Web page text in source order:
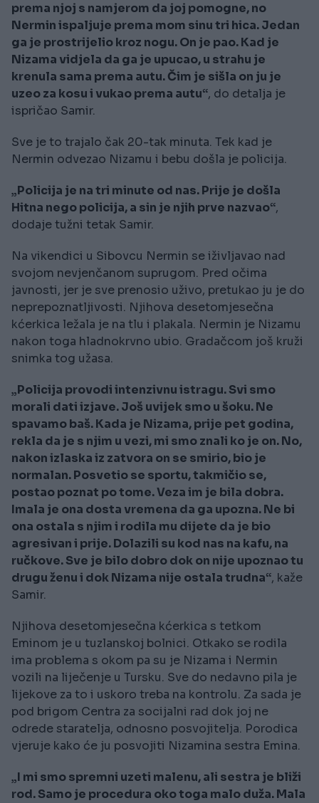
prema njoj s namjerom da joj pomogne, no
Nermin ispaljuje prema mom sinu tri hica. Jedan
ga je prostrijelio kroz nogu. On je pao. Kad je
Nizama vidjela da ga je upucao, u strahu je
krenula sama prema autu. Čim je sišla on ju je
uzeo za kosu i vukao prema autu“, do detalja je
ispričao Samir.
Sve je to trajalo čak 20-tak minuta. Tek kad je
Nermin odvezao Nizamu i bebu došla je policija.
„Policija je na tri minute od nas. Prije je došla
Hitna nego policija, a sin je njih prve nazvao“,
dodaje tužni tetak Samir.
Na vikendici u Sibovcu Nermin se iživljavao nad
svojom nevjenčanom suprugom. Pred očima
javnosti, jer je sve prenosio uživo, pretukao ju je do
neprepoznatljivosti. Njihova desetomjesečna
kćerkica ležala je na tlu i plakala. Nermin je Nizamu
nakon toga hladnokrvno ubio. Gradačcom još kruži
snimka tog užasa.
„Policija provodi intenzivnu istragu. Svi smo
morali dati izjave. Još uvijek smo u šoku. Ne
spavamo baš. Kada je Nizama, prije pet godina,
rekla da je s njim u vezi, mi smo znali ko je on. No,
nakon izlaska iz zatvora on se smirio, bio je
normalan. Posvetio se sportu, takmičio se,
postao poznat po tome. Veza im je bila dobra.
Imala je ona dosta vremena da ga upozna. Ne bi
ona ostala s njim i rodila mu dijete da je bio
agresivan i prije. Dolazili su kod nas na kafu, na
ručkove. Sve je bilo dobro dok on nije upoznao tu
drugu ženu i dok Nizama nije ostala trudna“, kaže
Samir.
Njihova desetomjesečna kćerkica s tetkom
Eminom je u tuzlanskoj bolnici. Otkako se rodila
ima problema s okom pa su je Nizama i Nermin
vozili na liječenje u Tursku. Sve do nedavno pila je
lijekove za to i uskoro treba na kontrolu. Za sada je
pod brigom Centra za socijalni rad dok joj ne
odrede staratelja, odnosno posvojitelja. Porodica
vjeruje kako će ju posvojiti Nizamina sestra Emina.
„I mi smo spremni uzeti malenu, ali sestra je bliži
rod. Samo je procedura oko toga malo duža. Mala